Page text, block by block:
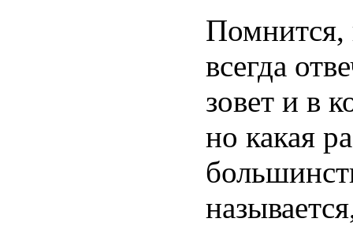
Помнится,
всегда
зовет и в
но какая